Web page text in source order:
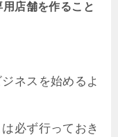
店舗を作ること
ネスを始めるよ
必ず行っておき